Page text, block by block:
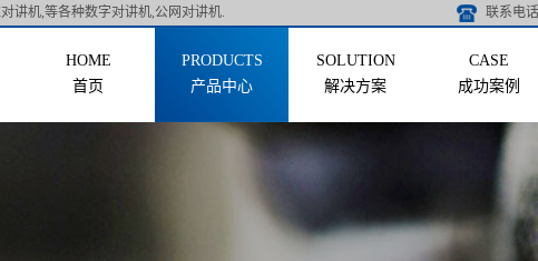
讲机,等各种数字对讲机,公网对讲机. 联系电
首页 产品中心 解决方案 成功案例